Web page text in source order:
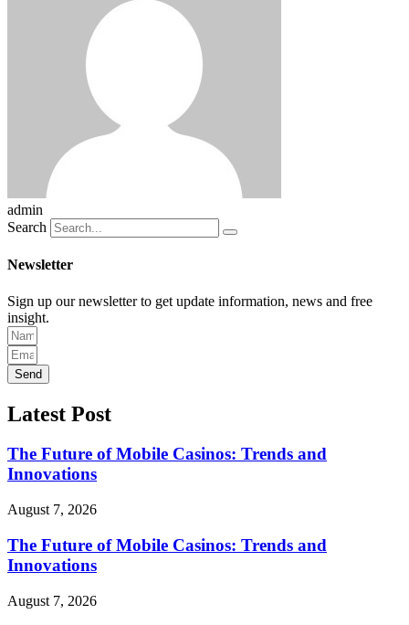
admin
Search
Newsletter
Sign up our newsletter to get update information, news and free
insight.
Send
Latest Post
The Future of Mobile Casinos: Trends and
Innovations
August 7, 2026
The Future of Mobile Casinos: Trends and
Innovations
August 7, 2026